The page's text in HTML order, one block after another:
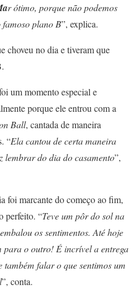
r ótimo, porque não podemos
plano B”, explica.
choveu no dia e tiveram que
um momento especial e
porque ele entrou com a
Ball, cantada de maneira
“Ela cantou de certa maneira
lembrar do dia do casamento”,
foi marcante do começo ao fim,
perfeito. “Teve um pôr do sol na
os sentimentos. Até hoje
para o outro! É incrível a entrega
falar o que sentimos um
”, conta.